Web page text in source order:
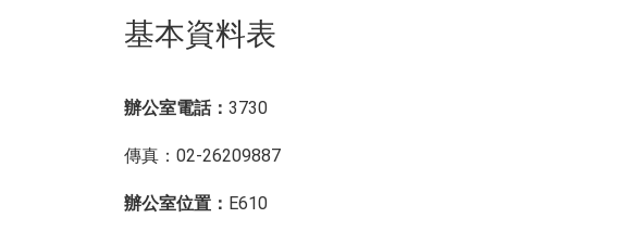
基本資料表
辦公室電話： 3730
傳真：02-26209887
辦公室位置： E610